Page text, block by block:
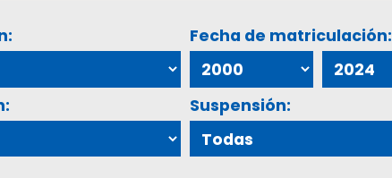
Fecha de matriculación:
Suspensión: